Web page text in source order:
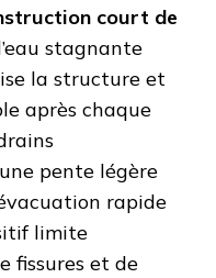
court de
stagnante
la structure et
après chaque
pente légère
rapide
limite
fissures et de